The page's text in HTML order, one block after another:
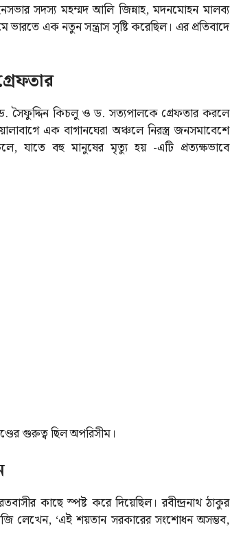
সদস্য মহম্মদ আলি জিন্নাহ, মদনমোহন মালব্য
এক নতুন সন্ত্রাস সৃষ্টি করেছিল। এর প্রতিবাদে
ড. সৈফুদ্দিন কিচলু ও ড. সত্যপালকে গ্রেফতার করলে
এক বাগানঘেরা অঞ্চলে নিরস্ত্র জনসমাবেশে
যাতে বহু মানুষের মৃত্যু হয় -এটি প্রত্যক্ষভাবে
গুরুত্ব ছিল অপরিসীম।
কাছে স্পষ্ট করে দিয়েছিল। রবীন্দ্রনাথ ঠাকুর
লেখেন, ‘এই শয়তান সরকারের সংশোধন অসম্ভব,